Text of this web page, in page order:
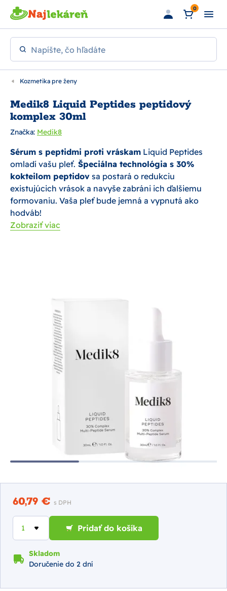
Preskočiť na hlavný obsah 0
Napíšte, čo hľadáte
Kozmetika pre ženy
Medik8 Liquid Peptides peptidový
komplex 30ml
Značka: Medik8
Sérum s peptidmi proti vráskam Liquid Peptides
omladí vašu pleť. Špeciálna technológia s 30%
kokteilom peptidov sa postará o redukciu
existujúcich vrások a navyše zabráni ich ďalšiemu
formovaniu. Vaša pleť bude jemná a vypnutá ako
hodváb!
Zobraziť viac
60,79 € s DPH
Pridať do košíka
Skladom
Doručenie do 2 dní